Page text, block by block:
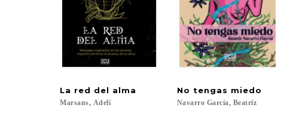
La red del alma
Marsans, Adelí
No tengas miedo
Navarro García, Beatriz